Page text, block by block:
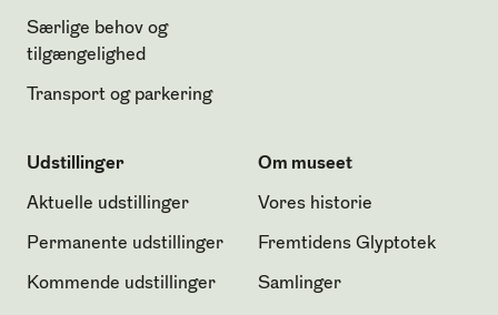
Særlige behov og
tilgængelighed
Transport og parkering
Udstillinger
Aktuelle udstillinger
Permanente udstillinger
Kommende udstillinger
Om museet
Vores historie
Fremtidens Glyptotek
Samlinger